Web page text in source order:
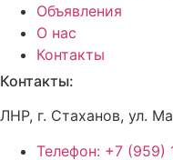
Объявления
О нас
Контакты
Контакты:
ЛНР, г. Стаханов, ул.
Телефон: +7 (959)